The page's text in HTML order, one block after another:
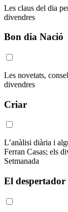
Les claus del dia
divendres
Bon dia Nació
Les novetats,
divendres
Criar
L’anàlisi diària i
Ferran Casas; els
Setmanada
El despertador